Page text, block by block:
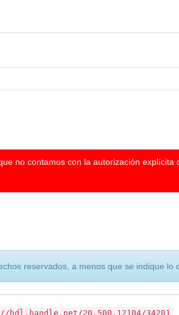
no contamos con la autorización
reservados, a menos que se indique lo
hdl.handle.net/20.500.12104/34201